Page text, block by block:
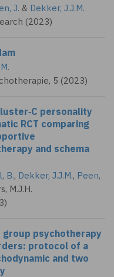
J. & Dekker, J.J.M.
(2023)
5 (2023)
personality
RCT comparing
and schema
B., Dekker, J.J.M., Peen,
M.J.H.
group psychotherapy
protocol of a
and two